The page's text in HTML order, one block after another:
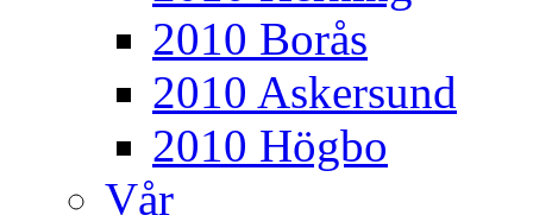
2010 Borås
2010 Askersund
2010 Högbo
Vår